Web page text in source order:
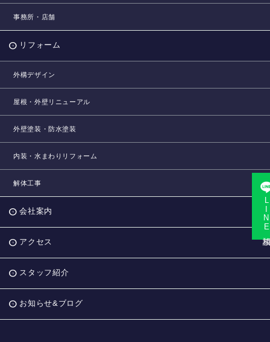
事務所・店舗
リフォーム
外構デザイン
屋根・外壁リニューアル
外壁塗装・防水塗装
内装・水まわりリフォーム
解体工事
会社案内
アクセス
スタッフ紹介
お知らせ&ブログ